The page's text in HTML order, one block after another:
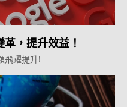
，提升效益！
飛躍提升!